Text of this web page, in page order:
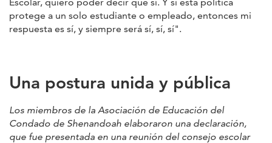
protege a un solo estudiante o empleado, entonces mi
respuesta es sí, y siempre será sí, sí, sí".
Una postura unida y pública
Los miembros de la Asociación de Educación del
Condado de Shenandoah elaboraron una declaración,
que fue presentada en una reunión del consejo escolar